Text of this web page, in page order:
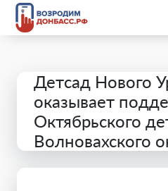
Детсад Нового
оказывает
Октябрьского
Волновахского